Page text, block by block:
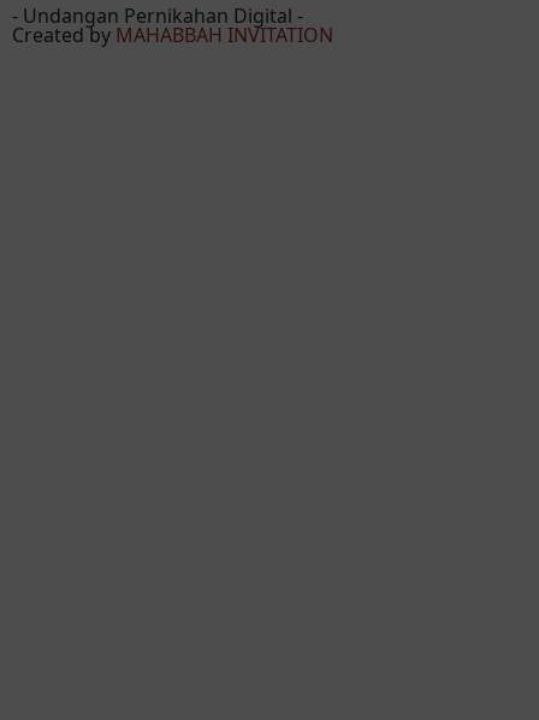
- Undangan Pernikahan Digital -
Created by MAHABBAH INVITATION